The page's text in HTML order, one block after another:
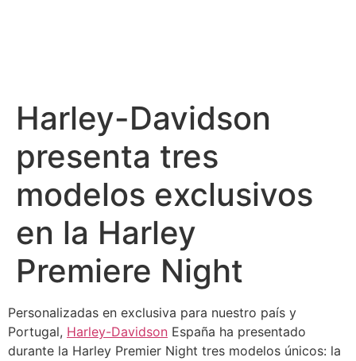
Harley-Davidson
presenta tres
modelos exclusivos
en la Harley
Premiere Night
Personalizadas en exclusiva para nuestro país y
Portugal, Harley-Davidson España ha presentado
durante la Harley Premier Night tres modelos únicos: la